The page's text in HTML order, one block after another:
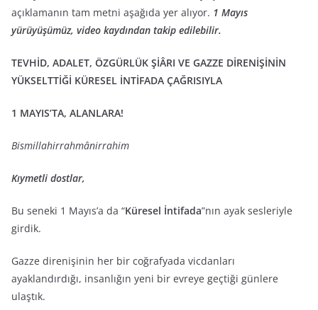
açıklamanın tam metni aşağıda yer alıyor. 1 Mayıs
yürüyüşümüz, video kaydından takip edilebilir.
TEVHİD, ADALET, ÖZGÜRLÜK ŞİÂRI VE GAZZE DİRENİŞİNİN
YÜKSELTTİĞİ KÜRESEL İNTİFADA ÇAĞRISIYLA
1 MAYIS’TA, ALANLARA!
Bismillahirrahmânirrahim
Kıymetli dostlar,
Bu seneki 1 Mayıs’a da “Küresel İntifada”nın ayak sesleriyle
girdik.
Gazze direnişinin her bir coğrafyada vicdanları
ayaklandırdığı, insanlığın yeni bir evreye geçtiği günlere
ulaştık.